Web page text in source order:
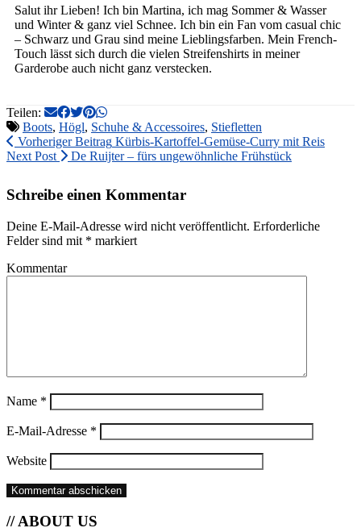
Salut ihr Lieben! Ich bin Martina, ich mag Sommer & Wasser
und Winter & ganz viel Schnee. Ich bin ein Fan vom casual chic
– Schwarz und Grau sind meine Lieblingsfarben. Mein French-
Touch lässt sich durch die vielen Streifenshirts in meiner
Garderobe auch nicht ganz verstecken.
Teilen:
Boots, Högl, Schuhe & Accessoires, Stiefletten
Vorheriger Beitrag Kürbis-Kartoffel-Gemüse-Curry mit Reis
Next Post
De Ruijter – fürs ungewöhnliche Frühstück
Schreibe einen Kommentar
Deine E-Mail-Adresse wird nicht veröffentlicht. Erforderliche
Felder sind mit * markiert
Kommentar
Name *
E-Mail-Adresse *
Website
// ABOUT US